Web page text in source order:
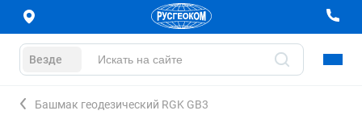
Везде
Башмак геодезический RGK GB3